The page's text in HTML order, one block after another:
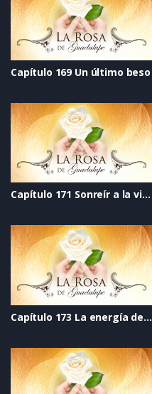
Capítulo 169 Un último beso
Capítulo 171 Sonreír a la vida
Capítulo 173 La energía del corazón